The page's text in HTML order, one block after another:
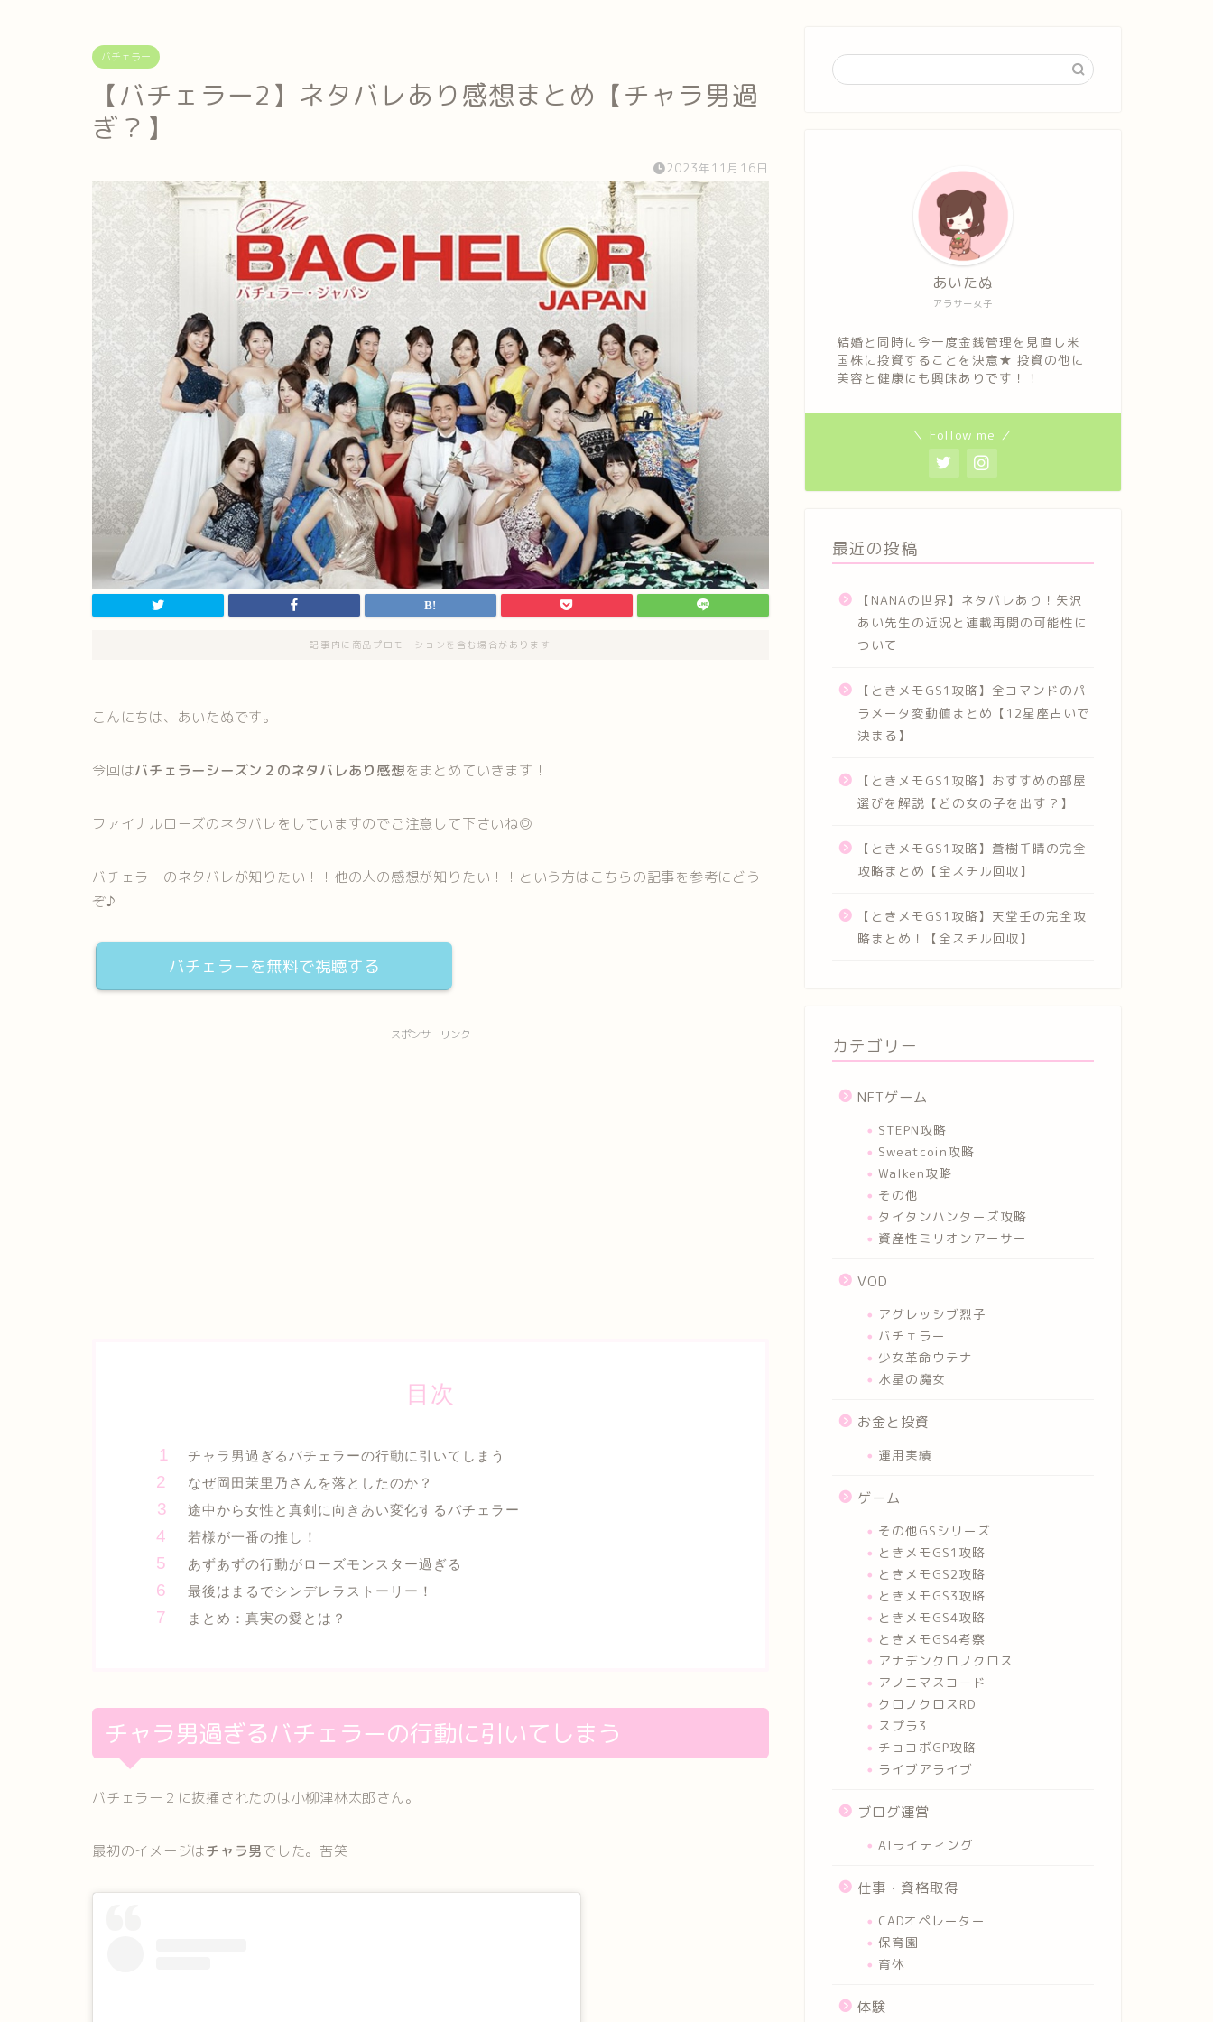
バチェラー
【バチェラー2】ネタバレあり感想まとめ【チャラ男過
ぎ？】
2023年11月16日
記事内に商品プロモーションを含む場合があります
こんにちは、あいたぬです。
今回はバチェラーシーズン２のネタバレあり感想をまとめていきます！
ファイナルローズのネタバレをしていますのでご注意して下さいね◎
バチェラーのネタバレが知りたい！！他の人の感想が知りたい！！という方はこちらの記事を参考にどう
ぞ♪
バチェラーを無料で視聴する
スポンサーリンク
目次
チャラ男過ぎるバチェラーの行動に引いてしまう
なぜ岡田茉里乃さんを落としたのか？
途中から女性と真剣に向きあい変化するバチェラー
若様が一番の推し！
あずあずの行動がローズモンスター過ぎる
最後はまるでシンデレラストーリー！
まとめ：真実の愛とは？
チャラ男過ぎるバチェラーの行動に引いてしまう
バチェラー２に抜擢されたのは小柳津林太郎さん。
最初のイメージはチャラ男でした。苦笑
アラサー女子
あいたぬ
結婚と同時に今一度金銭管理を見直し米
国株に投資することを決意★ 投資の他に
美容と健康にも興味ありです！！
＼ Follow me ／
最近の投稿
【NANAの世界】ネタバレあり！矢沢
あい先生の近況と連載再開の可能性に
ついて
【ときメモGS1攻略】全コマンドのパ
ラメータ変動値まとめ【12星座占いで
決まる】
【ときメモGS1攻略】おすすめの部屋
選びを解説【どの女の子を出す？】
【ときメモGS1攻略】蒼樹千晴の完全
攻略まとめ【全スチル回収】
【ときメモGS1攻略】天堂壬の完全攻
略まとめ！【全スチル回収】
カテゴリー
NFTゲーム
STEPN攻略
Sweatcoin攻略
Walken攻略
その他
タイタンハンターズ攻略
資産性ミリオンアーサー
VOD
アグレッシブ烈子
バチェラー
少女革命ウテナ
水星の魔女
お金と投資
運用実績
ゲーム
その他GSシリーズ
ときメモGS1攻略
ときメモGS2攻略
ときメモGS3攻略
ときメモGS4攻略
ときメモGS4考察
アナデンクロノクロス
アノニマスコード
クロノクロスRD
スプラ3
チョコボGP攻略
ライブアライブ
ブログ運営
AIライティング
仕事・資格取得
CADオペレーター
保育園
育休
体験